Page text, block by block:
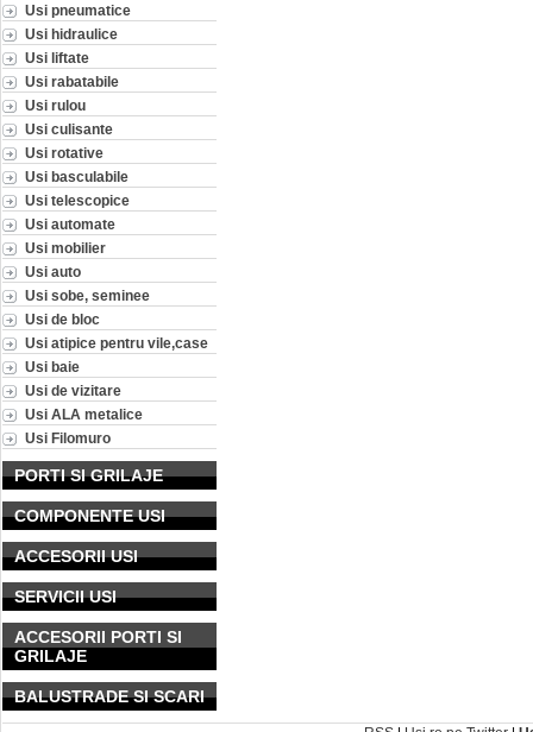
Usi pneumatice
Usi hidraulice
Usi liftate
Usi rabatabile
Usi rulou
Usi culisante
Usi rotative
Usi basculabile
Usi telescopice
Usi automate
Usi mobilier
Usi auto
Usi sobe, seminee
Usi de bloc
Usi atipice pentru vile,case
Usi baie
Usi de vizitare
Usi ALA metalice
Usi Filomuro
PORTI SI GRILAJE
COMPONENTE USI
ACCESORII USI
SERVICII USI
ACCESORII PORTI SI
GRILAJE
BALUSTRADE SI SCARI